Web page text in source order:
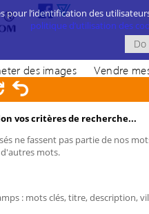
des images Vendre
vos critères de recherche...
ne fassent pas partie de nos
mots.
: mots clés, titre, description,
pour l’identification des
politique d’utilisation des